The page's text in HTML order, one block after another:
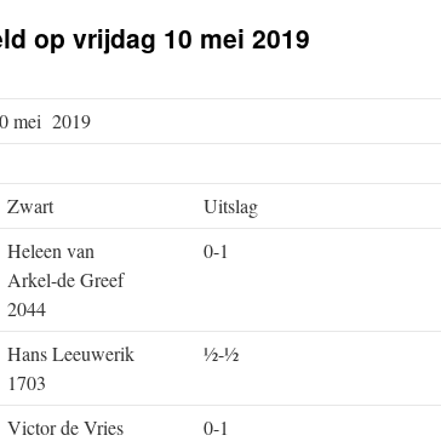
op vrijdag 10 mei 2019
mei 2019
Zwart
Uitslag
Heleen van
Arkel-de Greef
2044
0-1
Hans Leeuwerik
1703
½-½
Victor de Vries
0-1